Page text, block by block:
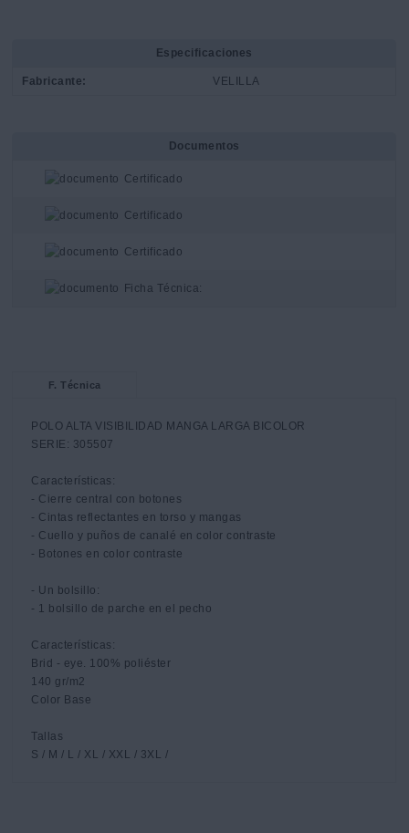
Especificaciones
Fabricante: VELILLA
Documentos
Certificado
Certificado
Certificado
Ficha Técnica:
F. Técnica
POLO ALTA VISIBILIDAD MANGA LARGA BICOLOR
SERIE: 305507
Características:
- Cierre central con botones
- Cintas reflectantes en torso y mangas
- Cuello y puños de canalé en color contraste
- Botones en color contraste
- Un bolsillo:
- 1 bolsillo de parche en el pecho
Características:
Brid - eye. 100% poliéster
140 gr/m2
Color Base
Tallas
S / M / L / XL / XXL / 3XL /